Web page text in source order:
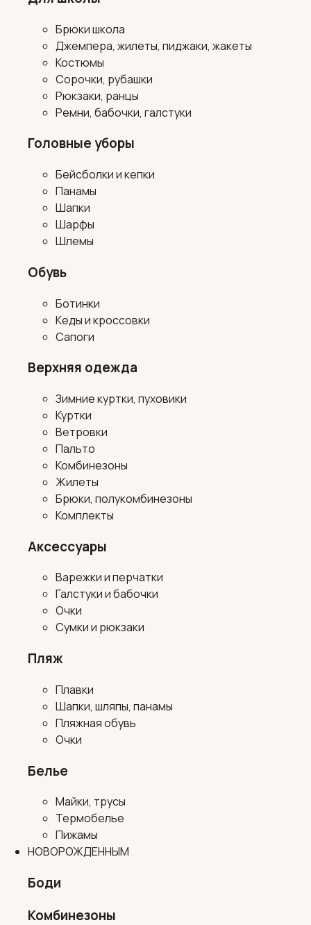
Брюки школа
Джемпера, жилеты, пиджаки, жакеты
Костюмы
Сорочки, рубашки
Рюкзаки, ранцы
Ремни, бабочки, галстуки
Головные уборы
Бейсболки и кепки
Панамы
Шапки
Шарфы
Шлемы
Обувь
Ботинки
Кеды и кроссовки
Сапоги
Верхняя одежда
Зимние куртки, пуховики
Куртки
Ветровки
Пальто
Комбинезоны
Жилеты
Брюки, полукомбинезоны
Комплекты
Аксессуары
Варежки и перчатки
Галстуки и бабочки
Очки
Сумки и рюкзаки
Пляж
Плавки
Шапки, шляпы, панамы
Пляжная обувь
Очки
Белье
Майки, трусы
Термобелье
Пижамы
НОВОРОЖДЕННЫМ
Боди
Комбинезоны